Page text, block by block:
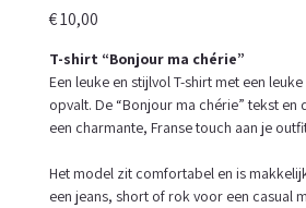
Prijs
€ 10,00
T-shirt “Bonjour ma chérie”
Een leuke en stijlvol T-shirt met een
opvalt. De “Bonjour ma chérie” tekst en
een charmante, Franse touch aan je
Het model zit comfortabel en is
een jeans, short of rok voor een casual